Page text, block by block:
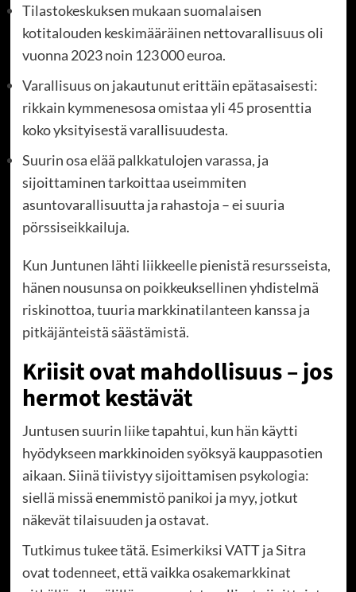
Tilastokeskuksen mukaan suomalaisen
kotitalouden keskimääräinen nettovarallisuus oli
vuonna 2023 noin 123 000 euroa.
Varallisuus on jakautunut erittäin epätasaisesti:
rikkain kymmenesosa omistaa yli 45 prosenttia
koko yksityisestä varallisuudesta.
Suurin osa elää palkkatulojen varassa, ja
sijoittaminen tarkoittaa useimmiten
asuntovarallisuutta ja rahastoja – ei suuria
pörssiseikkailuja.
Kun Juntunen lähti liikkeelle pienistä resursseista,
hänen nousunsa on poikkeuksellinen yhdistelmä
riskinottoa, tuuria markkinatilanteen kanssa ja
pitkäjänteistä säästämistä.
Kriisit ovat mahdollisuus – jos
hermot kestävät
Juntusen suurin liike tapahtui, kun hän käytti
hyödykseen markkinoiden syöksyä kauppasotien
aikaan. Siinä tiivistyy sijoittamisen psykologia:
siellä missä enemmistö panikoi ja myy, jotkut
näkevät tilaisuuden ja ostavat.
Tutkimus tukee tätä. Esimerkiksi VATT ja Sitra
ovat todenneet, että vaikka osakemarkkinat